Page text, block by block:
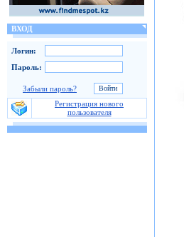
ВХОД
Логин:
Пароль:
Забыли пароль?
Регистрация нового
пользователя